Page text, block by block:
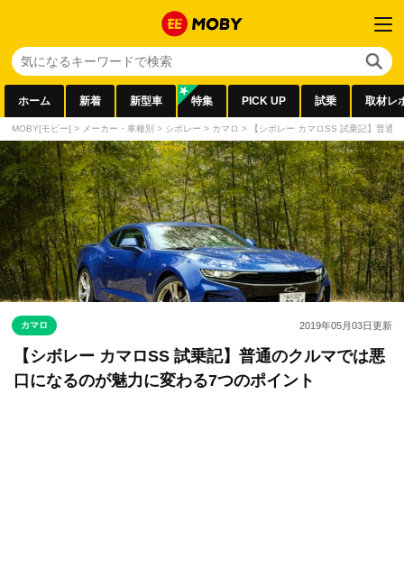
ホーム 新着 新型車 特集 PICK UP 試乗 取材レ
MOBY[モビー] > メーカー・車種別 > シボレー > カマロ > 【シボレー カマロSS 試乗記】普通
カマロ 2019年05月03日更新
【シボレー カマロSS 試乗記】普通のクルマでは悪
口になるのが魅力に変わる7つのポイント